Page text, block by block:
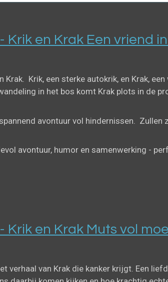
Krik en Krak Een vriend
Krak. Krik, een sterke autokrik, en Krak,
in het bos komt Krak plots in de
avontuur vol hindernissen.
avontuur, humor en samenwerking -
Krik en Krak Muts vol
verhaal van Krak die kanker krijgt. Een